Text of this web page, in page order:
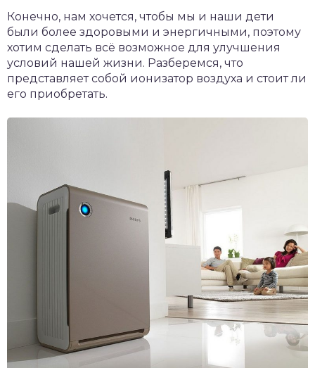
Конечно, нам хочется, чтобы мы и наши дети
были более здоровыми и энергичными, поэтому
хотим сделать всё возможное для улучшения
условий нашей жизни. Разберемся, что
представляет собой ионизатор воздуха и стоит ли
его приобретать.